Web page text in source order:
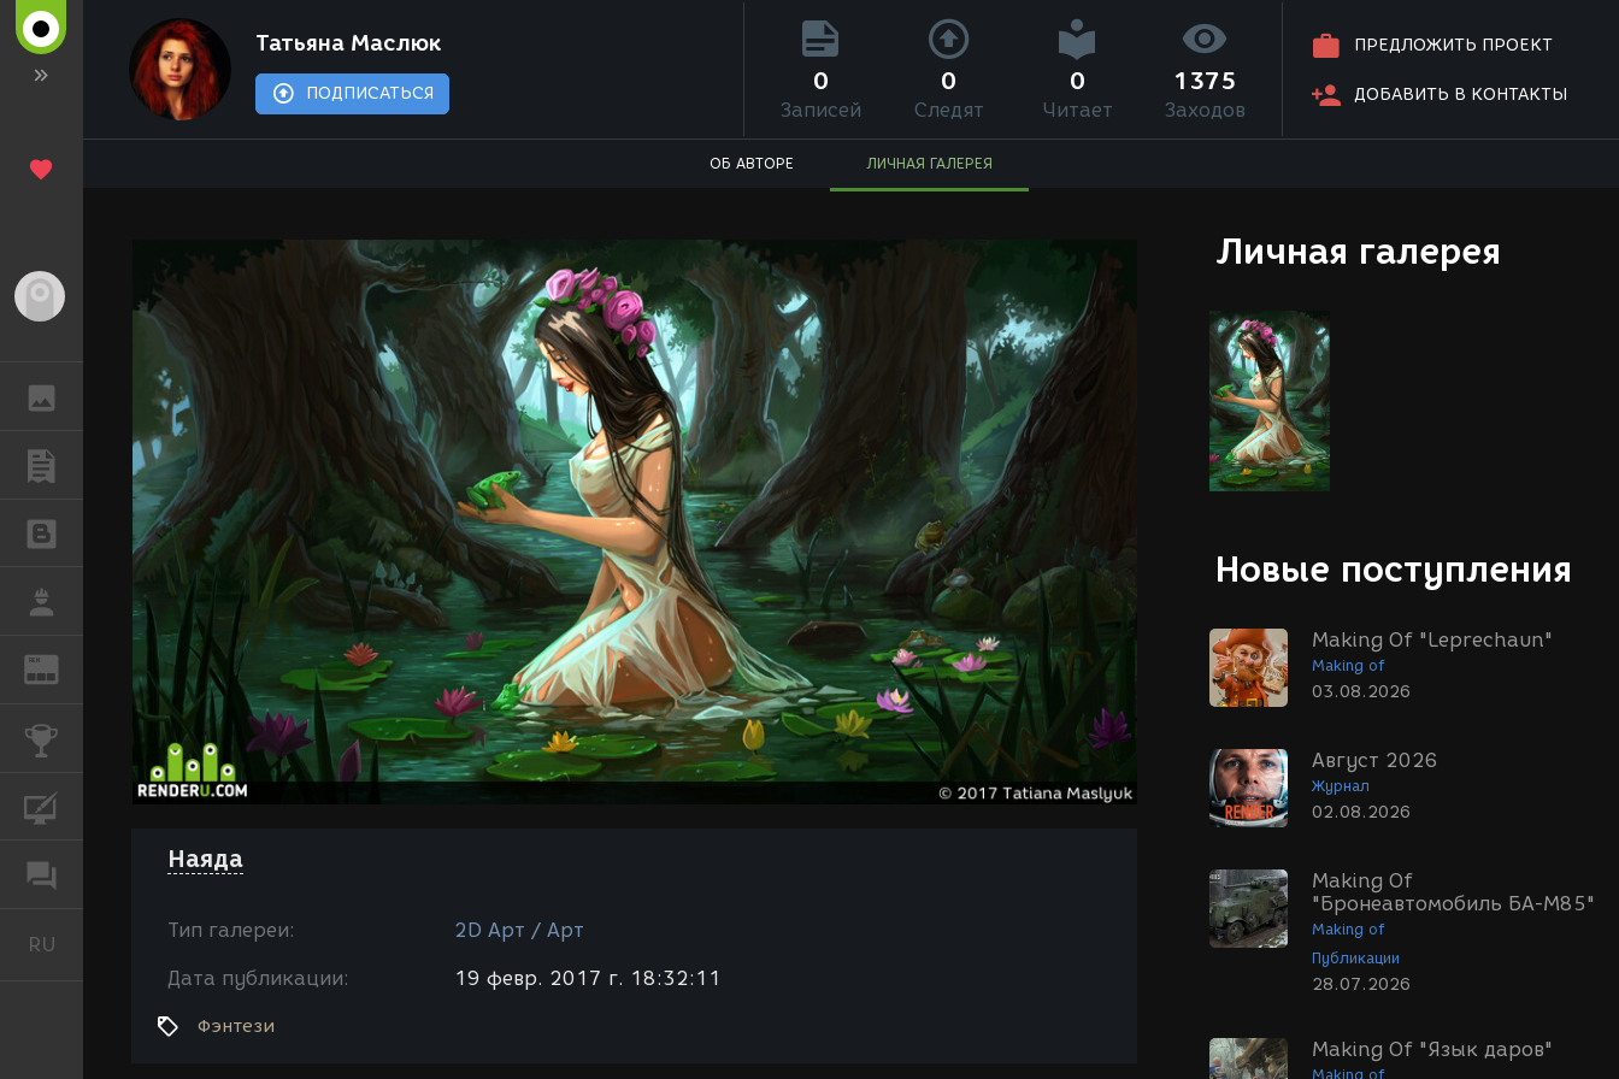
ГАЛЕРЕЯ
ПУБЛИКАЦИИ
БЛОГИ
РАБОТА
REN ЖУРНАЛ
КОНКУРСЫ
RU
Татьяна Маслюк
ПОДПИСАТЬСЯ
ПРЕДЛОЖИТЬ ПРОЕКТ
ДОБАВИТЬ В КОНТАКТЫ
0
Записей
0
Следят
0
Читает
1375
Заходов
ОБ АВТОРЕ ЛИЧНАЯ ГАЛЕРЕЯ
Личная галерея
Новые поступления
Making Of "Leprechaun"
Making of
03.08.2026
Август 2026
Журнал
02.08.2026
Making Of
"Бронеавтомобиль БА-М85"
Making of
Публикации
28.07.2026
Making Of "Язык даров"
Making of
Наяда
Тип галереи: 2D Арт / Арт
Дата публикации: 19 февр. 2017 г. 18:32:11
Фэнтези